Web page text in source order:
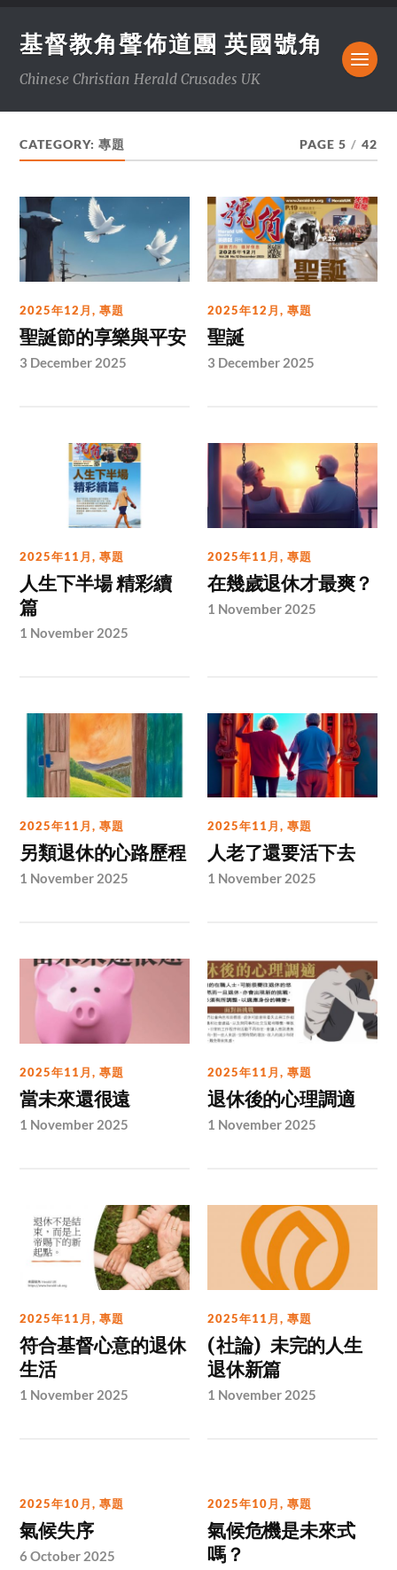
基督教角聲佈道團 英國號角
Chinese Christian Herald Crusades UK
CATEGORY:專題 PAGE 5 / 42
2025年12月,專題
聖誕節的享樂與平安
3 December 2025
2025年12月,專題
聖誕
3 December 2025
2025年11月,專題
人生下半場 精彩續
篇
1 November 2025
2025年11月,專題
在幾歲退休才最爽？
1 November 2025
2025年11月,專題
另類退休的心路歷程
1 November 2025
2025年11月,專題
人老了還要活下去
1 November 2025
2025年11月,專題
當未來還很遠
1 November 2025
2025年11月,專題
退休後的心理調適
1 November 2025
2025年11月,專題
符合基督心意的退休
生活
1 November 2025
2025年11月,專題
(社論) 未完的人生
退休新篇
1 November 2025
2025年10月,專題
氣候失序
6 October 2025
2025年10月,專題
氣候危機是未來式
嗎？